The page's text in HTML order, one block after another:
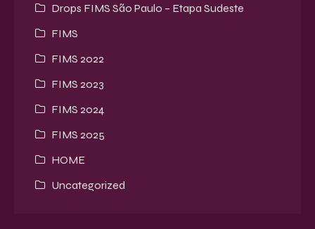
Drops FIMS São Paulo – Etapa Sudeste
FIMS
FIMS 2022
FIMS 2023
FIMS 2024
FIMS 2025
HOME
Uncategorized